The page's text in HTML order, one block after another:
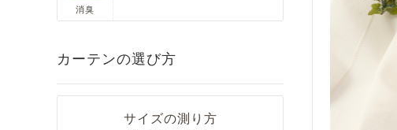
消臭
カーテンの選び方
サイズの測り方